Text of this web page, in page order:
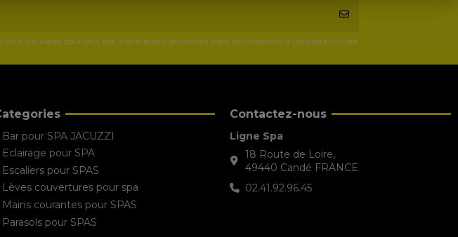
Vous trouverez pour cela nos informations de contact dans les conditions d'utilisation du site.
Bar pour SPA JACUZZI
Eclairage pour SPA
Escaliers pour SPAS
Lèves couvertures pour spa
Mains courantes pour SPAS
Parasols pour SPAS
Contactez-nous
Ligne Spa
18 Route de Loire,
49440 Candé FRANCE
02.41.92.96.45